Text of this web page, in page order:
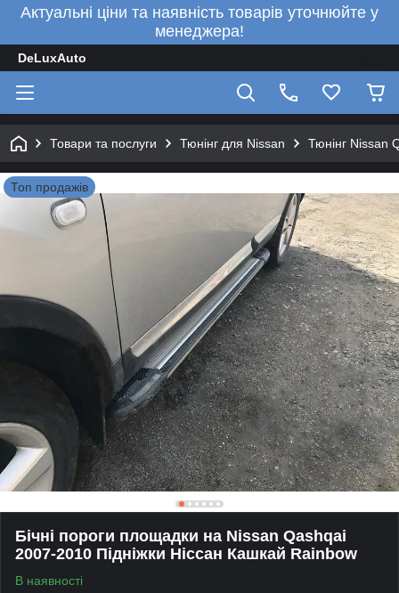
Актуальні ціни та наявність товарів уточнюйте у
менеджера!
DeLuxAuto
Товари та послуги Тюнінг для Nissan Тюнінг Nissan
Топ продажів
Бічні пороги площадки на Nissan Qashqai
2007-2010 Підніжки Ніссан Кашкай Rainbow
В наявності